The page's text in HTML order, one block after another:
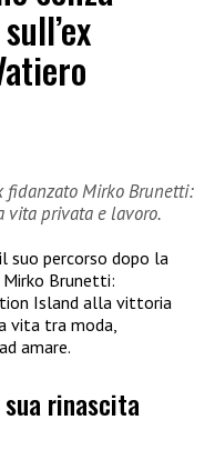
fidanzato Mirko Brunetti:
vita privata e lavoro.
il suo percorso dopo la
Mirko Brunetti:
Island alla vittoria
vita tra moda,
amare.
rinascita